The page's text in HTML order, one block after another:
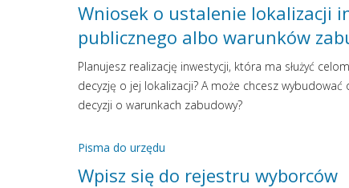
Wniosek o ustalenie lokalizacji
publicznego albo warunków
Planujesz realizację inwestycji, która ma służyć
decyzję o jej lokalizacji? A może chcesz
decyzji o warunkach zabudowy?
Pisma do urzędu
Wpisz się do rejestru wyborców